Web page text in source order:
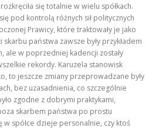
się totalnie w wielu spółkach.
pod kontrolą różnych sił politycznych
Prawicy, które traktowały je jako
skarbu państwa zawsze były przykładem
ale w poprzedniej kadencji zostały
rekordy. Karuzela stanowisk
to jeszcze zmiany przeprowadzane były
bez uzasadnienia, co szczególnie
zgodne z dobrymi praktykami,
skarbem państwa po prostu
spółce dzieje personalnie, czy ktoś